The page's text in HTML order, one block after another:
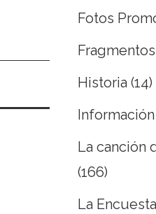
Fotos
Fragmentos
Historia (14)
Información
La canción
(166)
La Encuesta